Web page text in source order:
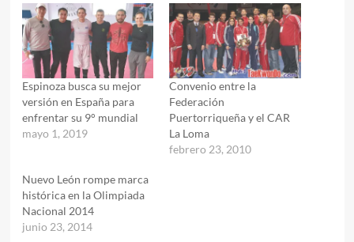
Espinoza busca su mejor
versión en España para
enfrentar su 9° mundial
mayo 1, 2019
Convenio entre la
Federación
Puertorriqueña y el CAR
La Loma
febrero 23, 2010
Nuevo León rompe marca
histórica en la Olimpiada
Nacional 2014
junio 23, 2014